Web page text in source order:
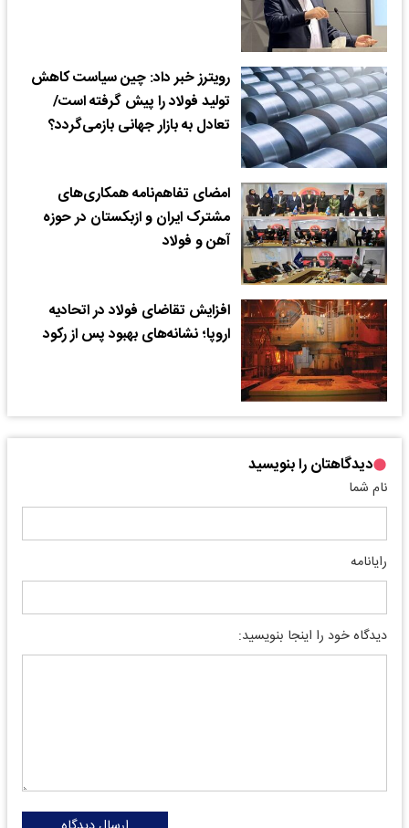
رویترز خبر داد: چین سیاست کاهش
تولید فولاد را پیش گرفته است/ ‌
تعادل به بازار جهانی بازمی‌گردد؟
امضای تفاهم‌نامه همکاری‌های
مشترک ایران و ازبکستان در حوزه
آهن و فولاد
افزایش تقاضای فولاد در اتحادیه
اروپا؛ نشانه‌های بهبود پس از رکود
دیدگاهتان را بنویسید
نام شما
رایانامه
دیدگاه خود را اینجا بنویسید: